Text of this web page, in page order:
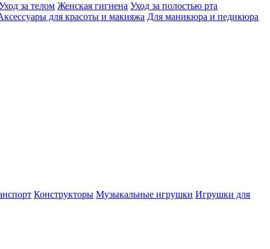
за телом Женская гигиена Уход за полостью рта
для красоты и макияжа Для маникюра и педикюра
Конструкторы Музыкальные игрушки Игрушки для